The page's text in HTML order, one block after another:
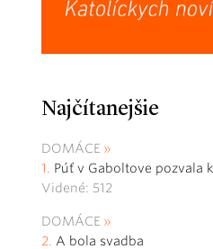
Najčítanejšie
DOMÁCE
Púť v Gaboltove pozvala
Videné: 512
DOMÁCE
A bola svadba